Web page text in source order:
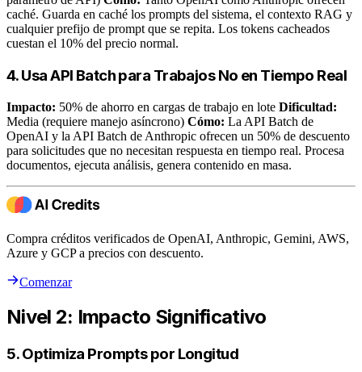
caché. Guarda en caché los prompts del sistema, el contexto RAG y
cualquier prefijo de prompt que se repita. Los tokens cacheados
cuestan el 10% del precio normal.
4. Usa API Batch para Trabajos No en Tiempo Real
Impacto: 50% de ahorro en cargas de trabajo en lote Dificultad:
Media (requiere manejo asíncrono) Cómo: La API Batch de
OpenAI y la API Batch de Anthropic ofrecen un 50% de descuento
para solicitudes que no necesitan respuesta en tiempo real. Procesa
documentos, ejecuta análisis, genera contenido en masa.
Compra créditos verificados de OpenAI, Anthropic, Gemini, AWS,
Azure y GCP a precios con descuento.
Comenzar
Nivel 2: Impacto Significativo
5. Optimiza Prompts por Longitud